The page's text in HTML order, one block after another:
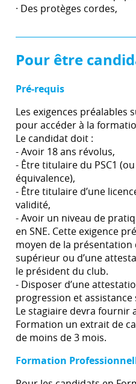
· Des protèges cordes,
Pour être
Pré-requis
Les exigences préalables
pour accéder à la
Le candidat doit :
- Avoir 18 ans révolus,
- Être titulaire du PSC1
équivalence),
- Être titulaire d’une
validité,
- Avoir un niveau de
en SNE. Cette exigence
moyen de la
supérieur ou d’une
le président du club.
- Disposer d’une
progression et assistance
Le stagiaire devra fournir
Formation un extrait de
de moins de 3 mois.
Formation